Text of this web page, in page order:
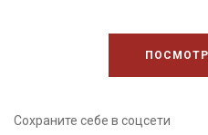
Сохраните себе в соцсети